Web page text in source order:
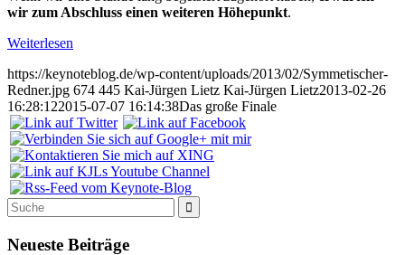
wir zum Abschluss einen weiteren Höhepunkt.
Weiterlesen
https://keynoteblog.de/wp-content/uploads/2013/02/Symmetischer-
Redner.jpg 674 445 Kai-Jürgen Lietz Kai-Jürgen Lietz2013-02-26
16:28:122015-07-07 16:14:38Das große Finale
Neueste Beiträge